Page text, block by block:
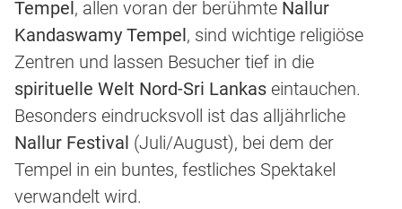
Tempel , allen voran der berühmte Nallur
Kandaswamy Tempel , sind wichtige religiöse
Zentren und lassen Besucher tief in die
spirituelle Welt Nord-Sri Lankas eintauchen.
Besonders eindrucksvoll ist das alljährliche
Nallur Festival (Juli/August), bei dem der
Tempel in ein buntes, festliches Spektakel
verwandelt wird.